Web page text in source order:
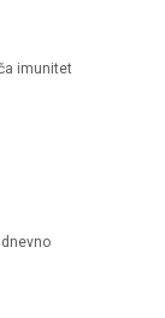
imunitet